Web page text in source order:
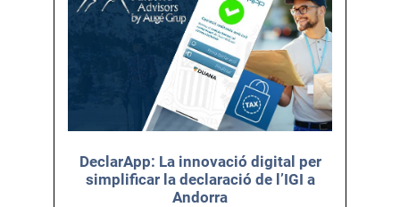
DeclarApp: La innovació digital per
simplificar la declaració de l’IGI a
Andorra